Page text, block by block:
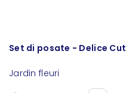
Set di posate - Delice Cut
Jardin fleuri